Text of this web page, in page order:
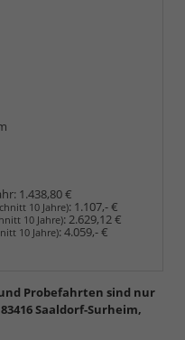
1.438,80 €
10 Jahre): 1.107,- €
10 Jahre):2.629,12 €
10 Jahre):4.059,- €
Probefahrten sind nur
Saaldorf-Surheim,